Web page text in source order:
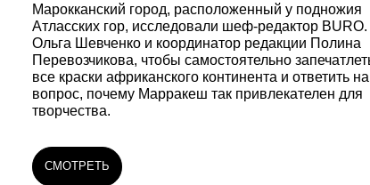
Марокканский город, расположенный у подножия
Атласских гор, исследовали шеф-редактор BURO.
Ольга Шевченко и координатор редакции Полина
Перевозчикова, чтобы самостоятельно
все краски африканского континента и ответить на
вопрос, почему Марракеш так привлекателен для
творчества.
СМОТРЕТЬ